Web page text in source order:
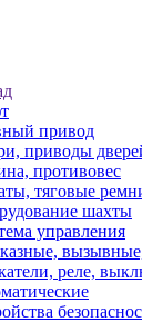
привод
приводы
противовес
тяговые
шахты
управления
реле,